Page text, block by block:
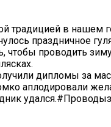
традицией в нашем
праздничное
чтобы проводить
дипломы за
аплодировали